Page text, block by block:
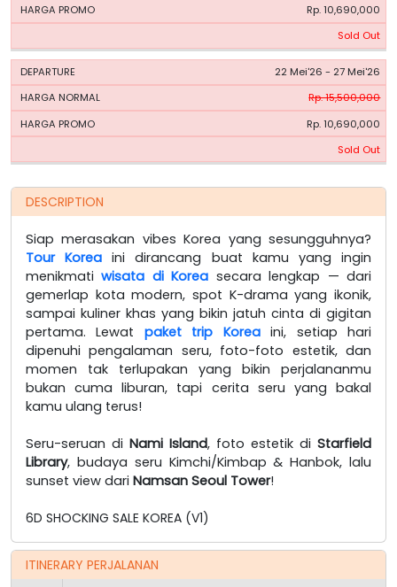
Rp. 10,690,000
Sold Out
22 Mei'26 - 27 Mei'26
Rp. 15,500,000
Rp. 10,690,000
Sold Out
DESCRIPTION
Siap merasakan vibes Korea yang sesungguhnya?
Tour Koreaini dirancang buat kamu yang ingin
menikmatiwisata di Korea secara lengkap — dari
gemerlap kota modern, spot K-drama yang ikonik,
sampai kuliner khas yang bikin jatuh cinta di gigitan
pertama. Lewat paket trip Koreaini, setiap hari
dipenuhi pengalaman seru, foto-foto estetik, dan
momen tak terlupakan yang bikin perjalananmu
bukan cuma liburan, tapi cerita seru yang bakal
kamu ulang terus!
Seru-seruan di Nami Island, foto estetik di Starfield
Library, budaya seru Kimchi/Kimbap & Hanbok, lalu
sunset view dari Namsan Seoul Tower!
6D SHOCKING SALE KOREA (V1)
ITINERARY PERJALANAN